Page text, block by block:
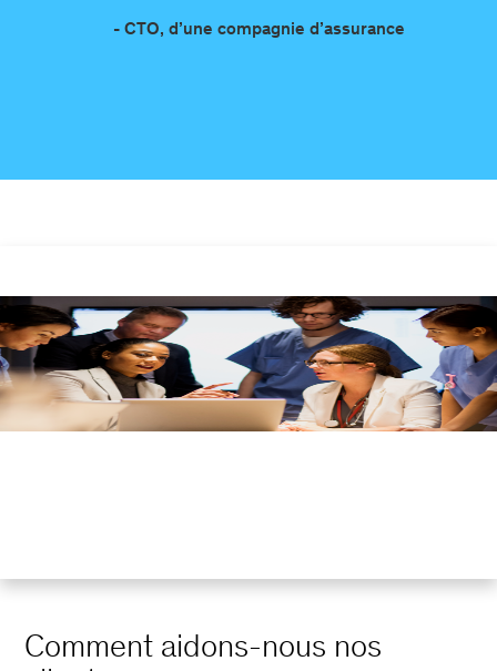
- CTO, d’une compagnie d’assurance
Comment aidons-nous nos